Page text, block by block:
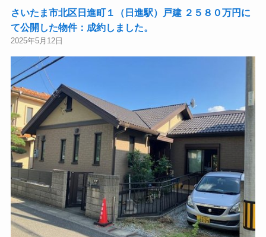
さいたま市北区日進町１（日進駅）戸建 ２５８０万円に
て公開した物件：成約しました。
2025年5月12日